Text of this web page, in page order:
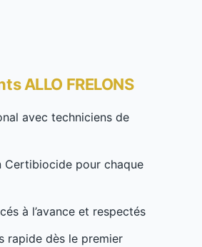
ALLO FRELONS
avec techniciens de
Certibiocide pour chaque
à l’avance et respectés
rapide dès le premier